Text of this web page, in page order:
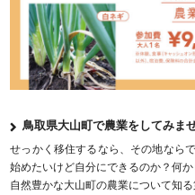
鳥取県大山町で農業をしてみま
せっかく移住するなら、その地なら
始めたいけど自分にできるのか？何
自然豊かな大山町の農業について知る